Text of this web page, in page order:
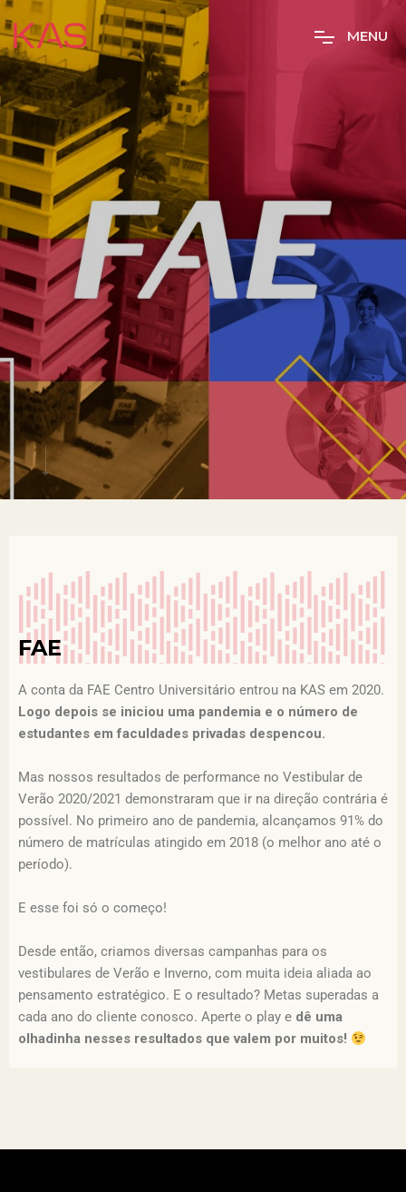
MENU
FAE
A conta da FAE Centro Universitário entrou na KAS em 2020.
Logo depois se iniciou uma pandemia e o número de
estudantes em faculdades privadas despencou.
Mas nossos resultados de performance no Vestibular de
Verão 2020/2021 demonstraram que ir na direção contrária é
possível. No primeiro ano de pandemia, alcançamos 91% do
número de matrículas atingido em 2018 (o melhor ano até o
período).
E esse foi só o começo!
Desde então, criamos diversas campanhas para os
vestibulares de Verão e Inverno, com muita ideia aliada ao
pensamento estratégico. E o resultado? Metas superadas a
cada ano do cliente conosco. Aperte o play e dê uma
olhadinha nesses resultados que valem por muitos!